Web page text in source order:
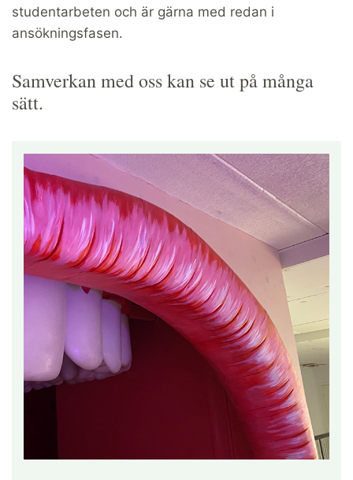
studentarbeten och är gärna med redan i
ansökningsfasen.
Samverkan med oss kan se ut på många
sätt.